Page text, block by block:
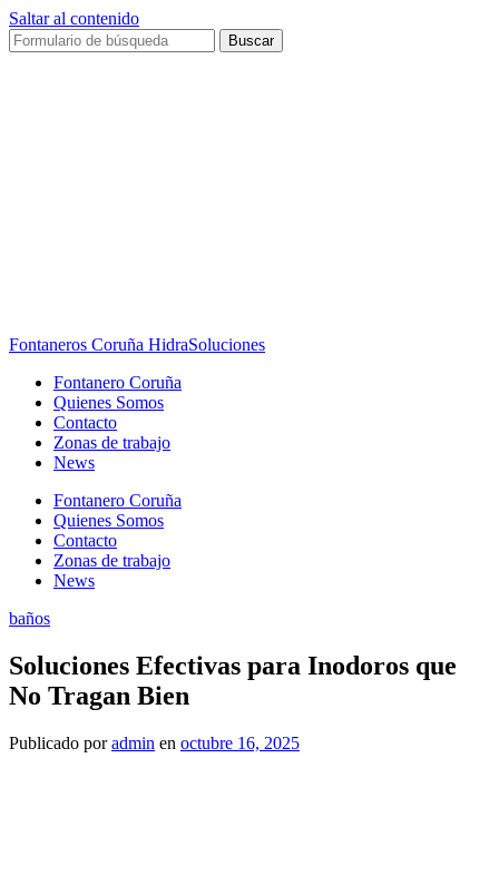
Saltar al contenido
Buscar
Fontaneros Coruña HidraSoluciones
Fontanero Coruña
Quienes Somos
Contacto
Zonas de trabajo
News
Fontanero Coruña
Quienes Somos
Contacto
Zonas de trabajo
News
baños
Soluciones Efectivas para Inodoros que
No Tragan Bien
Publicado poradmin en octubre 16, 2025